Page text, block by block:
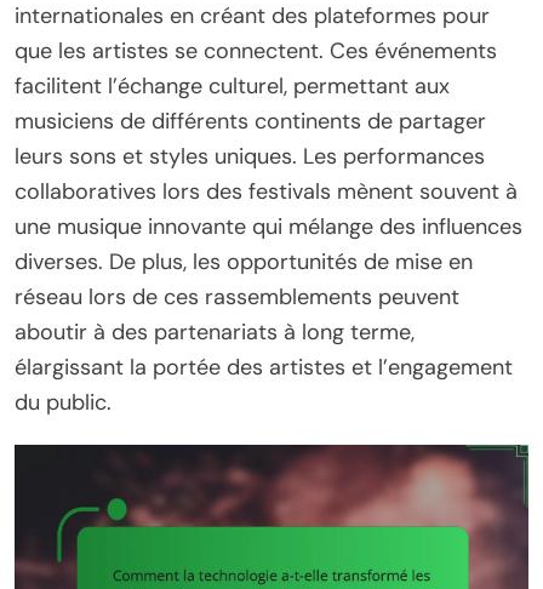
internationales en créant des plateformes pour
que les artistes se connectent. Ces événements
facilitent l’échange culturel, permettant aux
musiciens de différents continents de partager
leurs sons et styles uniques. Les performances
collaboratives lors des festivals mènent souvent à
une musique innovante qui mélange des influences
diverses. De plus, les opportunités de mise en
réseau lors de ces rassemblements peuvent
aboutir à des partenariats à long terme,
élargissant la portée des artistes et l’engagement
du public.